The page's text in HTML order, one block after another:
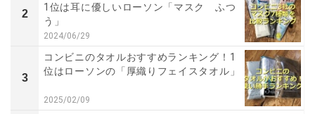
2
1位は耳に優しいローソン「マスク ふつ
う」
2024/06/29
3
コンビニのタオルおすすめランキング！1
位はローソンの「厚織りフェイスタオル」
2025/02/09